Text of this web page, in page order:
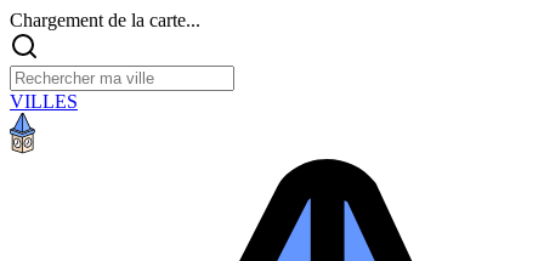
Chargement de la carte...
VILLES